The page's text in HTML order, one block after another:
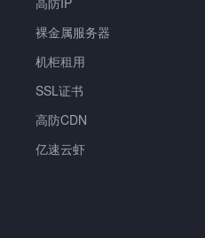
裸金属服务器
机柜租用
SSL证书
高防CDN
亿速云虾